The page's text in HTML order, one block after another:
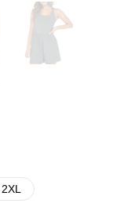
2XL